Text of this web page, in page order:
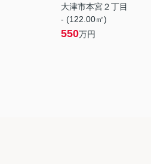
大津市本宮２丁目
- (122.00㎡)
550万円